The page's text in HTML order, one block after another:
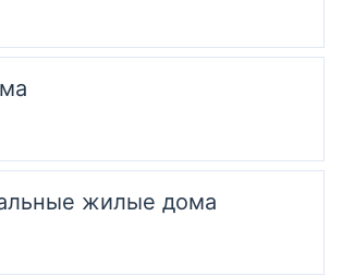
жилые дома